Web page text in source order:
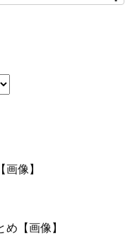
像】
【画像】